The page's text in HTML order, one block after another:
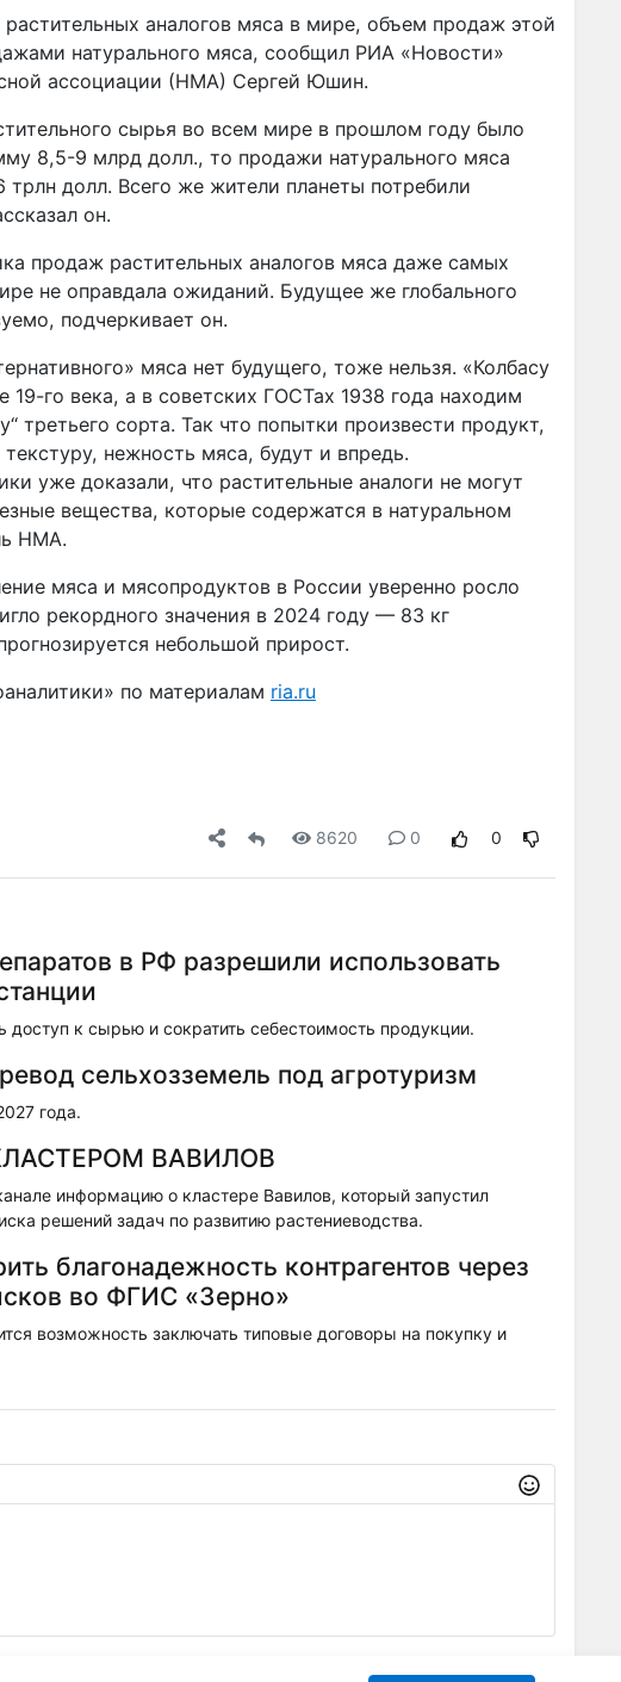
аналогов мяса в мире, объем продаж этой
натурального мяса, сообщил РИА «Новости»
ассоциации (НМА) Сергей Юшин.
сырья во всем мире в прошлом году было
8,5-9 млрд долл., то продажи натурального мяса
трлн долл. Всего же жители планеты потребили
он.
продаж растительных аналогов мяса даже самых
не оправдала ожиданий. Будущее же глобального
подчеркивает он.
мяса нет будущего, тоже нельзя. «Колбасу
19-го века, а в советских ГОСТах 1938 года находим
третьего сорта. Так что попытки произвести продукт,
нежность мяса, будут и впредь.
уже доказали, что растительные аналоги не могут
вещества, которые содержатся в натуральном
НМА.
мяса и мясопродуктов в России уверенно росло
рекордного значения в 2024 году — 83 кг
небольшой прирост.
по материалам ria.ru
8620 0 0
в РФ разрешили использовать
доступ к сырью и сократить себестоимость продукции.
сельхозземель под агротуризм
года.
ВАВИЛОВ
информацию о кластере Вавилов, который запустил
решений задач по развитию растениеводства.
благонадежность контрагентов через
во ФГИС «Зерно»
возможность заключать типовые договоры на покупку и
Отправить